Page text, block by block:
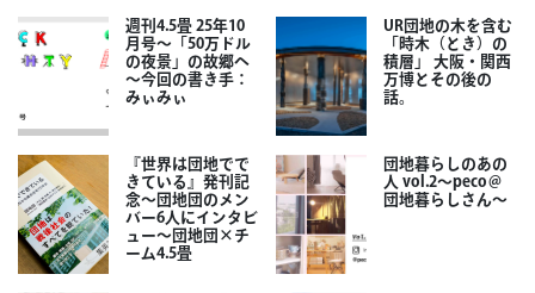
週刊4.5畳 25年10
月号～「50万ドル
の夜景」の故郷へ
～今回の書き手：
みぃみぃ
UR団地の木を含む
「時木（とき）の
積層」 大阪・関西
万博とその後の
話。
『世界は団地でで
きている』発刊記
念～団地団のメン
バー6人にインタビ
ュー～団地団×チ
ーム4.5畳
団地暮らしのあの
人 vol.2～peco＠
団地暮らしさん～